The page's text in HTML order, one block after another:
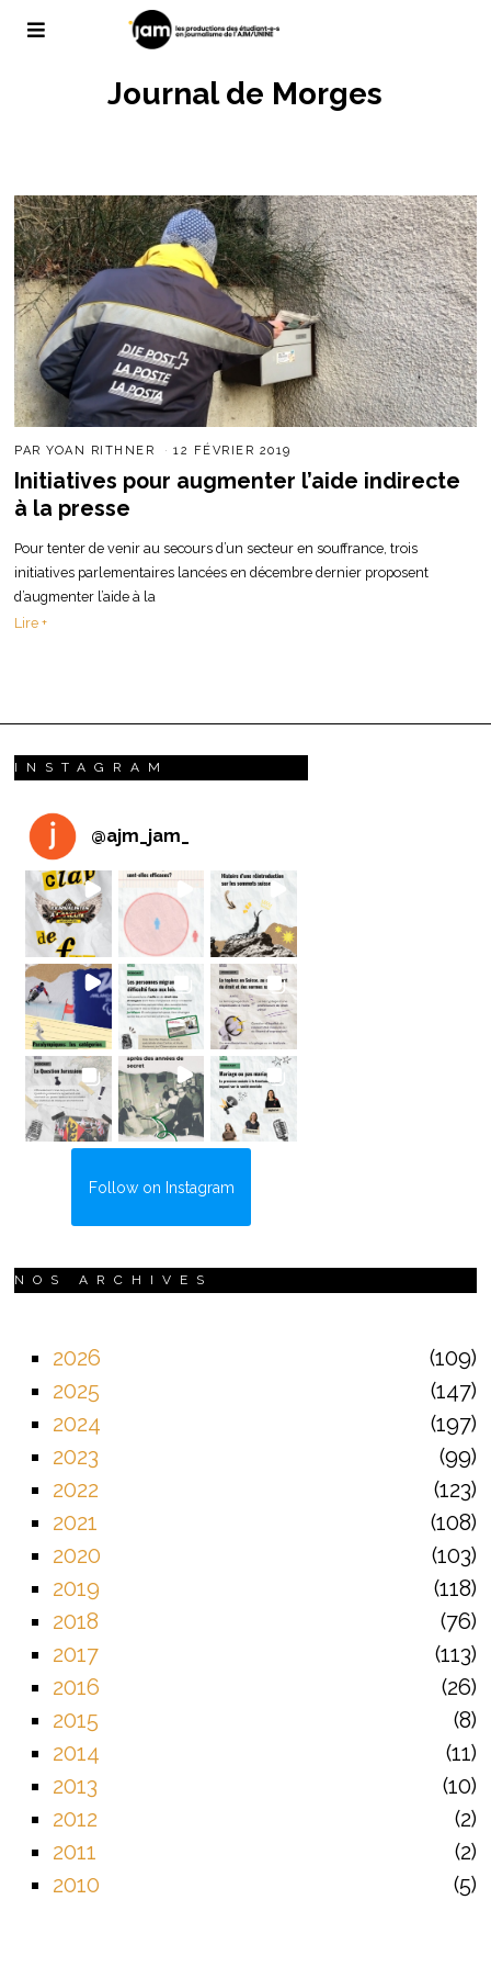
Journal de Morges
PARYOAN RITHNER 12 FÉVRIER 2019
Initiatives pour augmenter l’aide indirecte
à la presse
Pour tenter de venir au secours d’un secteur en souffrance, trois
initiatives parlementaires lancées en décembre dernier proposent
d’augmenter l’aide à la
Lire +
INSTAGRAM
@ajm_jam_
Follow on Instagram
NOS ARCHIVES
2026
109
2025
147
2024
197
2023
99
2022
123
2021
108
2020
103
2019
118
2018
76
2017
113
2016
26
2015
8
2014
11
2013
10
2012
2
2011
2
2010
5